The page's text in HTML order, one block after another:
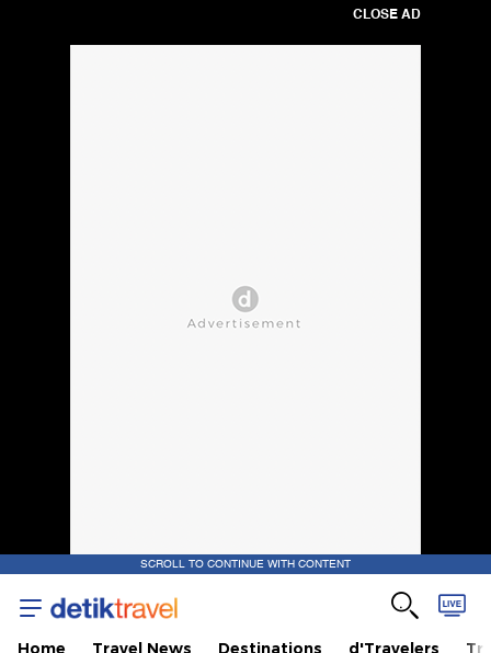
CLOSE AD
SCROLL TO CONTINUE WITH CONTENT
Home Travel News Destinations d'Travelers